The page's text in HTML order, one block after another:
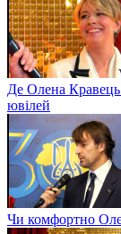
Де Олена Кравець
ювілей
Чи комфортно